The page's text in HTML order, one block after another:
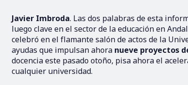
Javier Imbroda. Las dos palabras de esta
luego clave en el sector de la educación en
celebró en el flamante salón de actos de la
ayudas que impulsan ahora nueve proyectos
docencia este pasado otoño, pisa ahora el
cualquier universidad.